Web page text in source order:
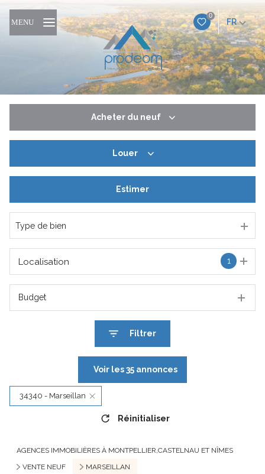
0
FR
MENU
Acheter du neuf
Du neuf
Louer
De l'immo pro
Estimer
Type de bien
1
Localisation
Budget
Filtrer
Voir les35 annonces
34340 - Marseillan
Réinitialiser
AGENCES IMMOBILIÈRES À MONTPELLIER,CASTELNAU ET NÎMES
VENTE NEUF
MARSEILLAN